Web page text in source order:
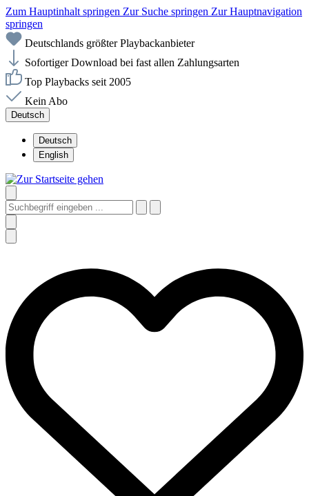
Zum Hauptinhalt springen Zur Suche springen Zur Hauptnavigation
springen
Deutschlands größter Playbackanbieter
Sofortiger Download bei fast allen Zahlungsarten
Top Playbacks seit 2005
Kein Abo
Deutsch
Deutsch
English